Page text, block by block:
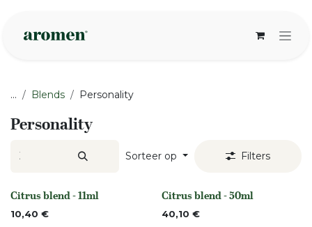
... Blends Personality
Personality
Sorteer op Filters
None
Citrus blend - 11ml
10,40 € None
Citrus blend - 50ml
40,10 €